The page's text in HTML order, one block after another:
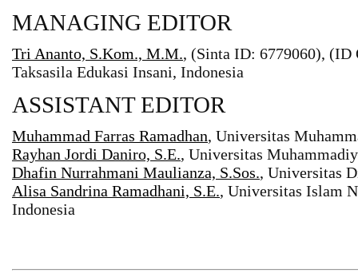
MANAGING EDITOR
Tri Ananto, S.Kom., M.M., (Sinta ID: 6779060), (ID
Taksasila Edukasi Insani, Indonesia
ASSISTANT EDITOR
Muhammad Farras Ramadhan, Universitas
Rayhan Jordi Daniro, S.E., Universitas
Dhafin Nurrahmani Maulianza, S.Sos., Universitas
Alisa Sandrina Ramadhani, S.E., Universitas Islam
Indonesia